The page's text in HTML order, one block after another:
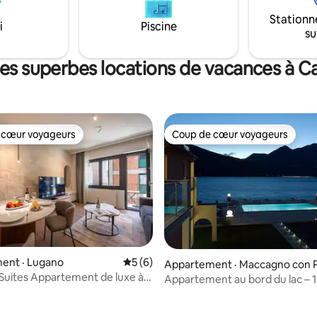
saisonnière. Une expérience
au lac de Côme, idéale pour les
amoureux de la nature et
réservation, elle propose un
petit déjeuner, de déjeuner et
ainsi que la location de
Piscine
superbes locations de vacances à
cœur voyageurs
voyageurs
· Lugano Note moyenne de 5 sur 5, 6
5 (6)
Appartement de luxe à
Coup de cœur voyageurs
Coup de cœur voyageurs
Appartement · Maccagno con
o e Veddasca
Appartement au bord du lac –